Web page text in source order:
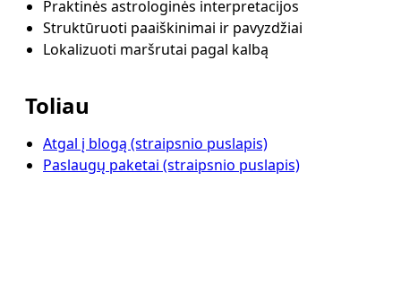
Praktinės astrologinės interpretacijos
Struktūruoti paaiškinimai ir pavyzdžiai
Lokalizuoti maršrutai pagal kalbą
Toliau
Atgal į blogą (straipsnio puslapis)
Paslaugų paketai (straipsnio puslapis)